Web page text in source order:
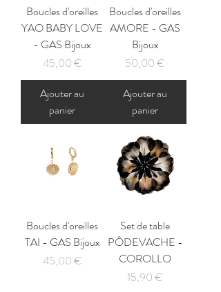
Boucles d'oreilles
YAO BABY LOVE
- GAS Bijoux
Prix
45,00 €
Ajouter au
panier
Boucles d'oreilles
AMORE - GAS
Bijoux
Prix
50,00 €
Ajouter au
panier
Boucles d'oreilles
TAI - GAS Bijoux
Prix
45,00 €
Set de table
PÔDEVACHE -
COROLLO
Prix
15,90 €